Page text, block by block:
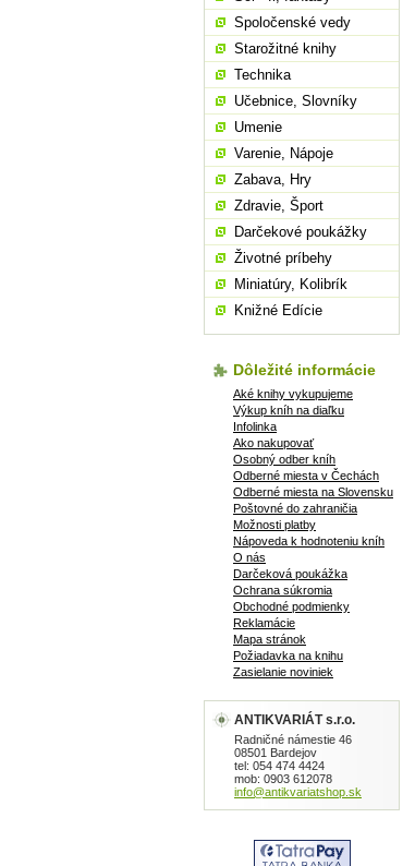
Spoločenské vedy
Starožitné knihy
Technika
Učebnice, Slovníky
Umenie
Varenie, Nápoje
Zabava, Hry
Zdravie, Šport
Darčekové poukážky
Životné príbehy
Miniatúry, Kolibrík
Knižné Edície
Dôležité informácie
Aké knihy vykupujeme
Výkup kníh na diaľku
Infolinka
Ako nakupovať
Osobný odber kníh
Odberné miesta v Čechách
Odberné miesta na Slovensku
Poštovné do zahraničia
Možnosti platby
Nápoveda k hodnoteniu kníh
O nás
Darčeková poukážka
Ochrana súkromia
Obchodné podmienky
Reklamácie
Mapa stránok
Požiadavka na knihu
Zasielanie noviniek
ANTIKVARIÁT s.r.o.
Radničné námestie 46
08501 Bardejov
tel: 054 474 4424
mob: 0903 612078
info@antikvariatshop.sk